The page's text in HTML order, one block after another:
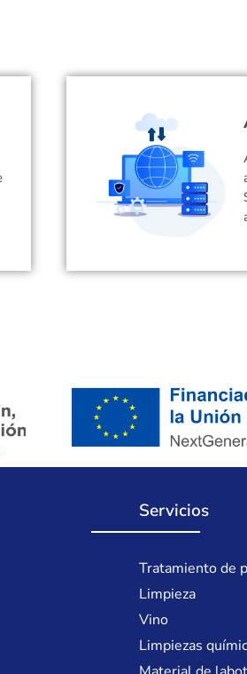
Servicios
Tratamiento de
Limpieza
Vino
Limpiezas